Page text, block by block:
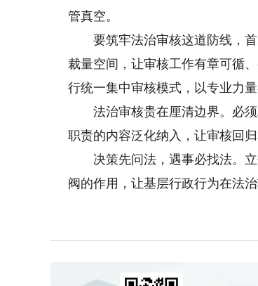
管真空。
要筑牢法治审核这道防线，首
裁量空间，让审核工作有章可循
行统一集中审核模式，以专业力
法治审核贵在厘清边界。必须
职责的内容泛化纳入，让审核回
决策先问法，遇事必找法。立
阀的作用，让基层行政行为在法